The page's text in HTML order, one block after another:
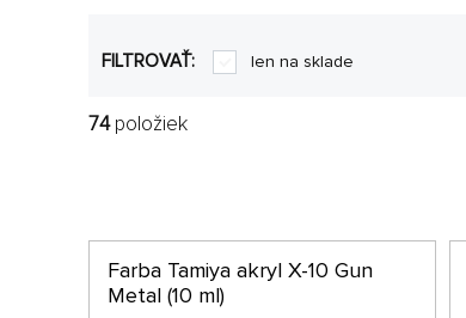
FILTROVAŤ: len na sklade
74položiek
Farba Tamiya akryl X-10 Gun
Metal (10 ml)